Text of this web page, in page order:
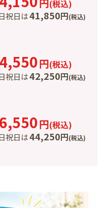
(税込)
祝日は41,850円(税込)
円(税込)
祝日は42,250円(税込)
円(税込)
祝日は44,250円(税込)